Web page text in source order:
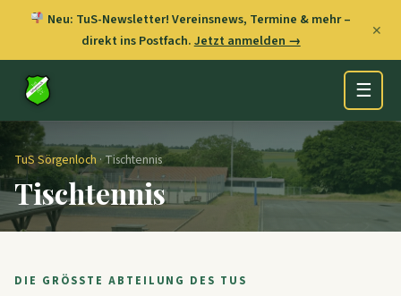
Neu: TuS-Newsletter! Vereinsnews, Termine & mehr –
direkt ins Postfach.Jetzt anmelden →
✕
☰
TuS Sörgenloch · Tischtennis
Tischtennis
DIE GRÖSSTE ABTEILUNG DES TUS